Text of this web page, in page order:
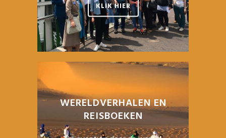
KLIK HIER
WERELDVERHALEN EN
REISBOEKEN